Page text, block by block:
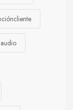
audio